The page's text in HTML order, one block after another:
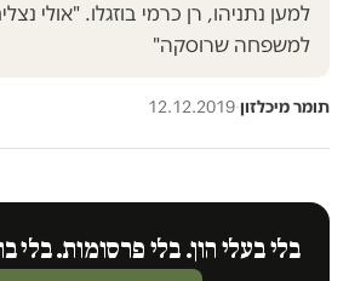
למען נתניהו, רן כרמי בוזגלו. "אולי
למשפחה שרוסקה"
תומר מיכלזון·
12.12.2019
בלי בעלי הון. בלי פרסומות. בלי